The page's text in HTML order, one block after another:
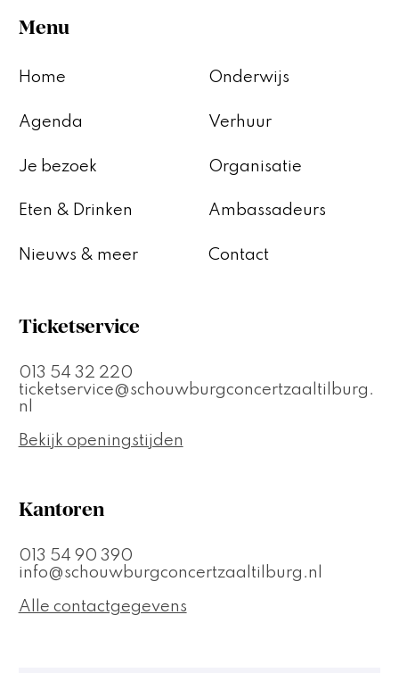
Menu
Home
Agenda
Je bezoek
Eten & Drinken
Nieuws & meer
Onderwijs
Verhuur
Organisatie
Ambassadeurs
Contact
Ticketservice
013 54 32 220
ticketservice@schouwburgconcertzaaltilburg.
nl
Bekijk openingstijden
Kantoren
013 54 90 390
info@schouwburgconcertzaaltilburg.nl
Alle contactgegevens